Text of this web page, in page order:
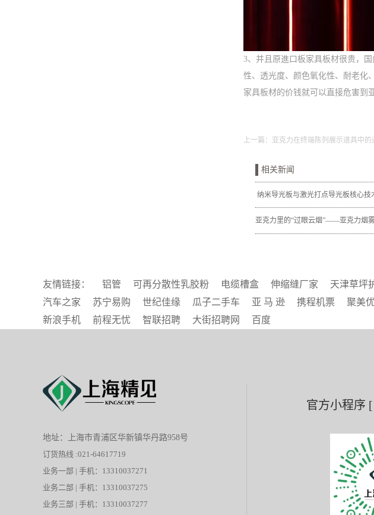
3、并且原進口板家具板材很贵，
性、透光度、颜色氧化性、耐老化
家具板材的价钱就可以直接危害到
上一篇： 亚克力在终端陈列展示道具中的
相关新闻
纳米导光板与激光打点导光板核心技
书
亚克力里的“过眼云烟”——亚克力烟
友情链接： 铝管 可再分散性乳胶粉 电缆槽盒 伸缩缝厂家 天津草坪
汽车之家
苏宁易购 世纪佳缘 瓜子二手车 亚 马 逊 携程机票 聚美
新浪手机
前程无忧 智联招聘 大街招聘网 百度
地址：上海市青浦区华新镇华丹路958号
订货热线 :021-64617719
业务一部 | 手机：13310037271
业务二部 | 手机：13310037275
业务三部 | 手机：13310037277
官方小程序